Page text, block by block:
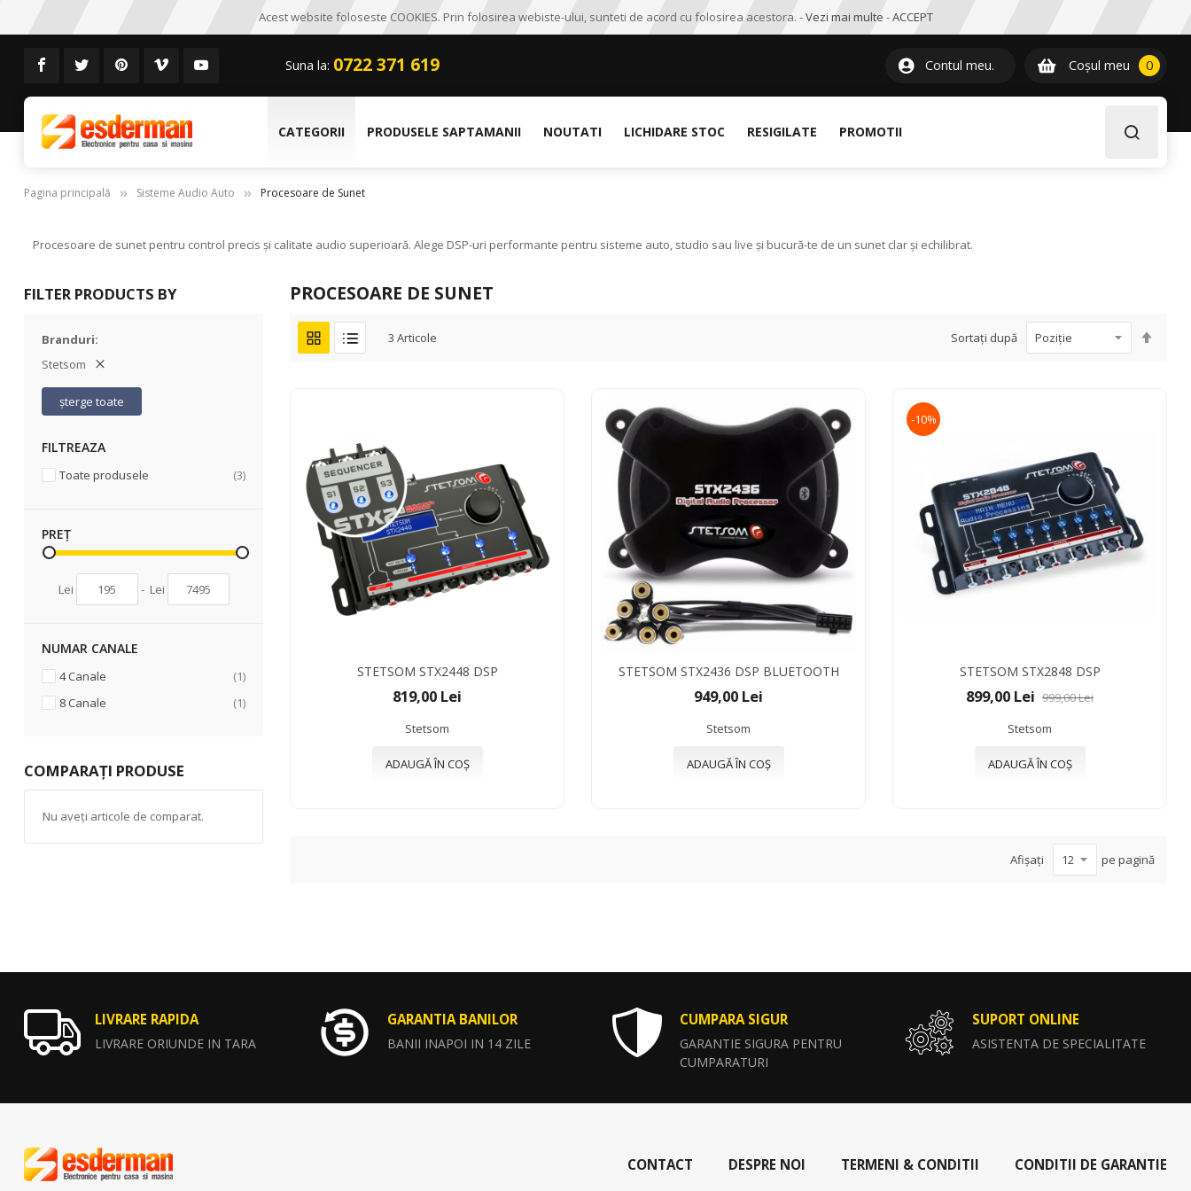
Acest website foloseste COOKIES. Prin folosirea webiste-ului, sunteti de acord cu folosirea acestora. -Vezi mai multe -ACCEPT
Suna la: 0722 371 619 Contul meu. Coșul meu 00item
CATEGORII PRODUSELE SAPTAMANII NOUTATI LICHIDARE STOC RESIGILATE PROMOTII
Pagina principală Sisteme Audio Auto Procesoare de Sunet
Procesoare de sunet pentru control precis și calitate audio superioară. Alege DSP-uri performante pentru sisteme auto, studio sau live și bucură-te de un sunet clar și echilibrat.
PROCESOARE DE SUNET
3 Articole Sortați după
STETSOM STX2448 DSP
819,00 Lei
Stetsom
ADAUGĂ ÎN COȘ
STETSOM STX2436 DSP BLUETOOTH
949,00 Lei
Stetsom
ADAUGĂ ÎN COȘ
-10%
STETSOM STX2848 DSP
899,00 Lei 999,00 Lei
Stetsom
ADAUGĂ ÎN COȘ
Afișați pe pagină
FILTER PRODUCTS BY
Branduri
Stetsom
șterge toate
FILTREAZA
Toate produsele 3articole
PREȚ
Lei - Lei
NUMAR CANALE
4 Canale 1articol
8 Canale
1articol
COMPARAȚI PRODUSE
Nu aveți articole de comparat.
LIVRARE RAPIDA
LIVRARE ORIUNDE IN TARA
GARANTIA BANILOR
BANII INAPOI IN 14 ZILE
CUMPARA SIGUR
GARANTIE SIGURA PENTRU
CUMPARATURI
SUPORT ONLINE
ASISTENTA DE SPECIALITATE
CONTACT DESPRE NOI TERMENI & CONDITII CONDITII DE GARANTIE